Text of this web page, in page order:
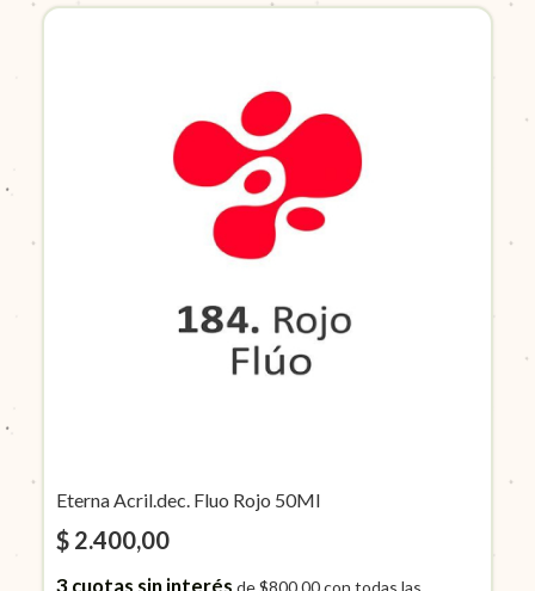
Eterna Acril.dec. Fluo Rojo 50Ml
$ 2.400,00
3cuotas sin interés de$800,00con todas las